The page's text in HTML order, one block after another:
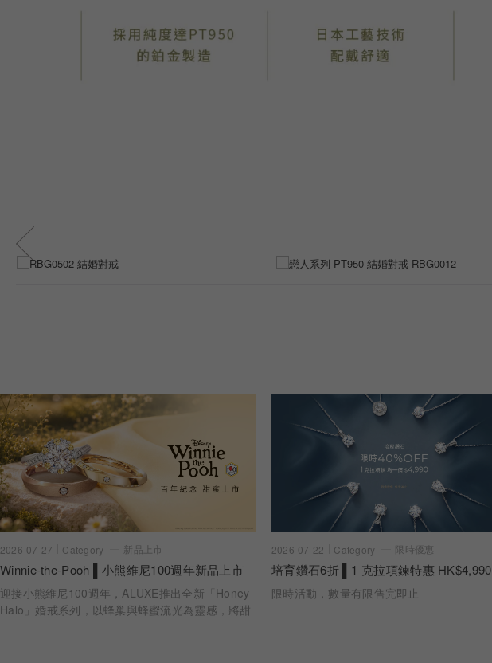
2026-07-27 Category 新品上市
Winnie-the-Pooh ▌小熊維尼100週年新品上市
迎接小熊維尼100週年，ALUXE推出全新「Honey
Halo」婚戒系列，以蜂巢與蜂蜜流光為靈感，將甜
2026-07-22 Category 限時優惠
培育鑽石6折 ▌1 克拉項鍊特惠 HK$4,990
限時活動，數量有限售完即止